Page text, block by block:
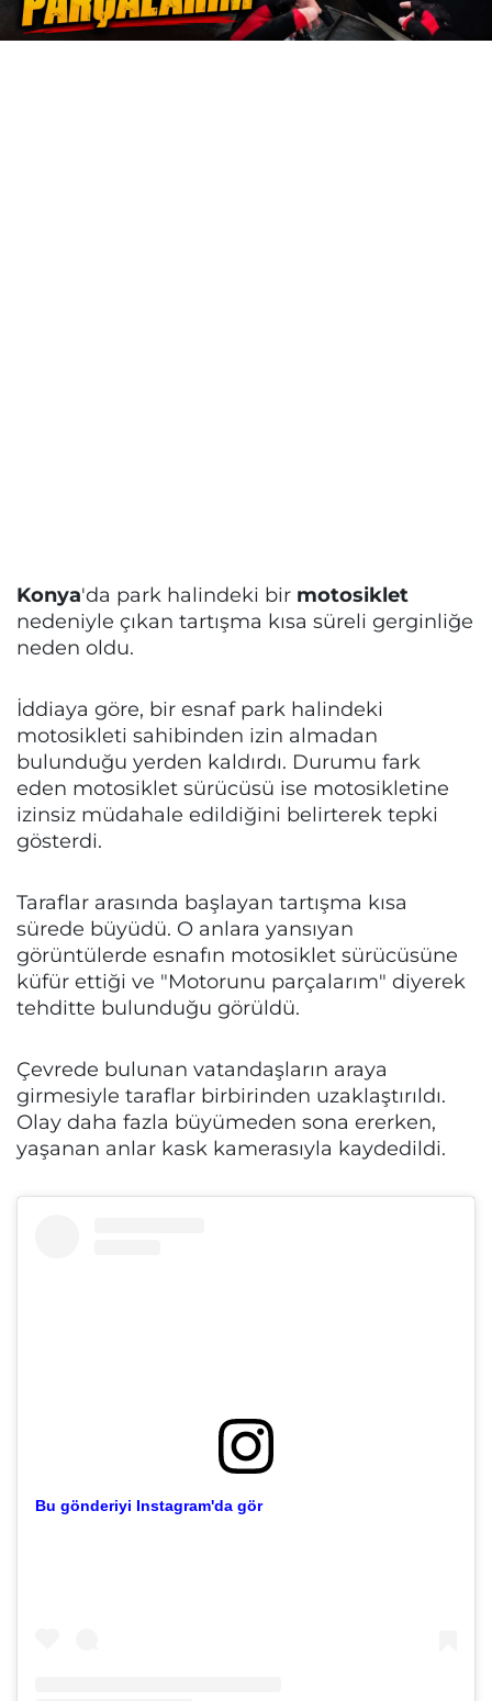
Konya'da park halindeki bir motosiklet
nedeniyle çıkan tartışma kısa süreli gerginliğe
neden oldu.
İddiaya göre, bir esnaf park halindeki
motosikleti sahibinden izin almadan
bulunduğu yerden kaldırdı. Durumu fark
eden motosiklet sürücüsü ise motosikletine
izinsiz müdahale edildiğini belirterek tepki
gösterdi.
Taraflar arasında başlayan tartışma kısa
sürede büyüdü. O anlara yansıyan
görüntülerde esnafın motosiklet sürücüsüne
küfür ettiği ve "Motorunu parçalarım" diyerek
tehditte bulunduğu görüldü.
Çevrede bulunan vatandaşların araya
girmesiyle taraflar birbirinden uzaklaştırıldı.
Olay daha fazla büyümeden sona ererken,
yaşanan anlar kask kamerasıyla kaydedildi.
Bu gönderiyi Instagram'da gör